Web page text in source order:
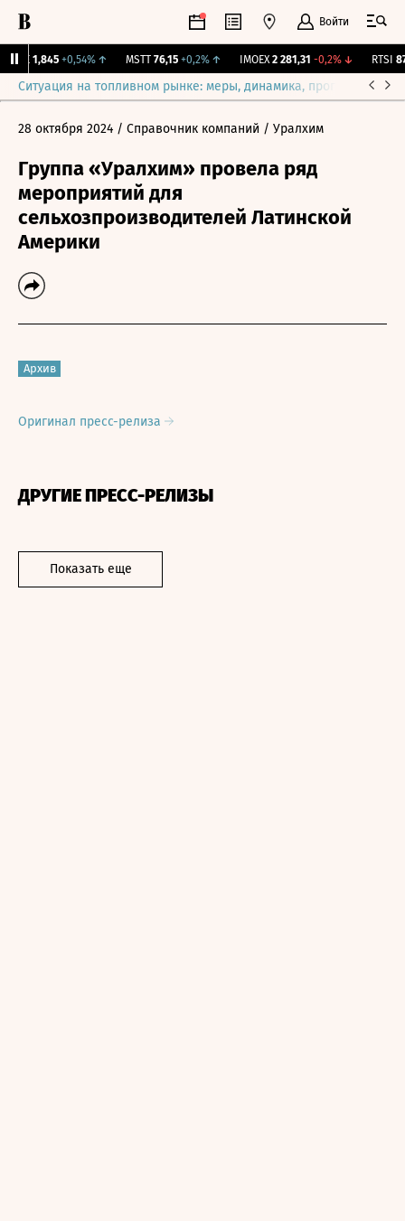
Войти
1,845 +0,54%↑ MSTT 76,15 +0,2%↑ IMOEX 2 281,31 -0,2%↓ RTSI
Ситуация на топливном рынке: меры, динамика, прогнозы
28 октября 2024 / Справочник компаний / Уралхим
Группа «Уралхим» провела ряд
мероприятий для
сельхозпроизводителей Латинской
Америки
Архив
Оригинал пресс-релиза
ДРУГИЕ ПРЕСС-РЕЛИЗЫ
Показать еще